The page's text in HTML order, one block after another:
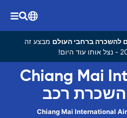
מבצע זה
Chiang Mai